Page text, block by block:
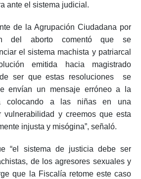
ante el sistema judicial.
de la Agrupación Ciudadana por
del aborto comentó que se
el sistema machista y patriarcal
emitida hacia magistrado
ser que estas resoluciones se
envían un mensaje erróneo a la
colocando a las niñas en una
vulnerabilidad y creemos que esta
injusta y misógina”, señaló.
“el sistema de justicia debe ser
de los agresores sexuales y
que la Fiscalía retome este caso